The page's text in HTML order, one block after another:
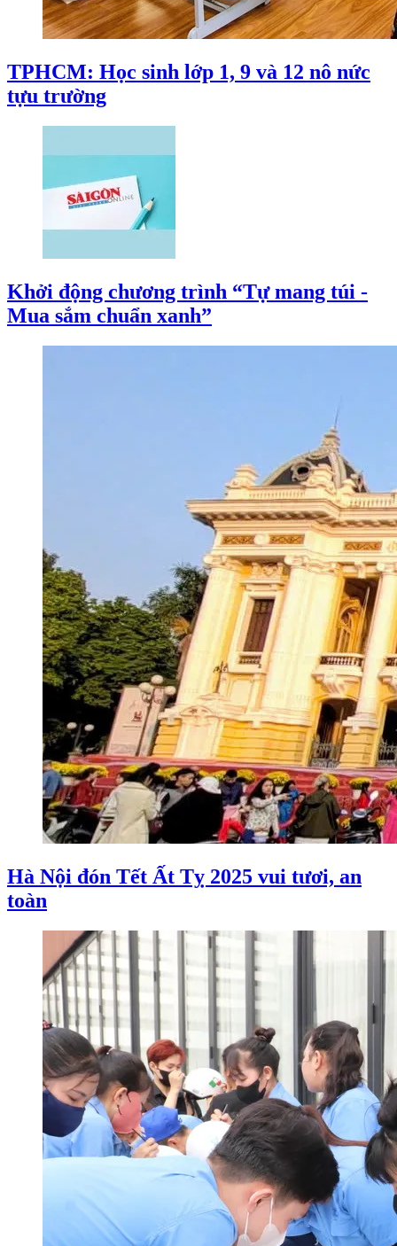
TPHCM: Học sinh lớp 1, 9 và 12 nô nức
tựu trường
Khởi động chương trình “Tự mang túi -
Mua sắm chuẩn xanh”
Hà Nội đón Tết Ất Tỵ 2025 vui tươi, an
toàn